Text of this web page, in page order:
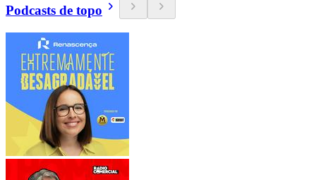
Podcasts de topo